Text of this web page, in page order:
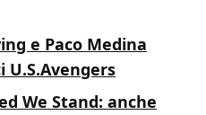
e Paco Medina
We Stand: anche